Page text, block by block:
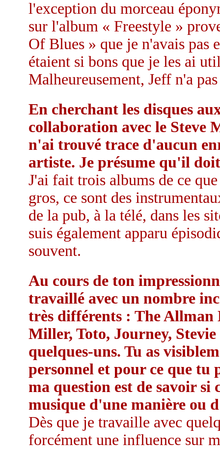
l'exception du morceau
sur l'album « Freestyle »
Of Blues » que je n'avais pas
étaient si bons que je les ai
Malheureusement, Jeff n'a
En cherchant les disques
collaboration avec le Steve
n'ai trouvé trace d'aucun
artiste. Je présume qu'il
J'ai fait trois albums de ce
gros, ce sont des
de la pub, à la télé, dans les
suis également apparu
souvent.
Au cours de ton
travaillé avec un nombre
très différents : The Allman
Miller, Toto, Journey,
quelques-uns. Tu as
personnel et pour ce que tu
ma question est de savoir si
musique d'une manière ou
Dès que je travaille avec
forcément une influence sur